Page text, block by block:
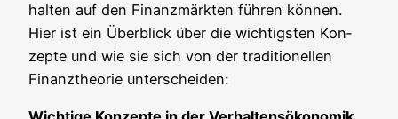
hal­ten auf den Finanz­märk­ten füh­ren kön­nen.
Hier ist ein Über­blick über die wich­tigs­ten Kon­
zep­te und wie sie sich von der tra­di­tio­nel­len
Finanz­theo­rie unterscheiden: